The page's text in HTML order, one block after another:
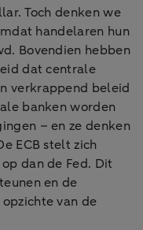
Toch denken we
handelaren hun
Bovendien hebben
dat centrale
verkrappend beleid
banken worden
– en ze denken
ECB stelt zich
dan de Fed. Dit
en de
van de